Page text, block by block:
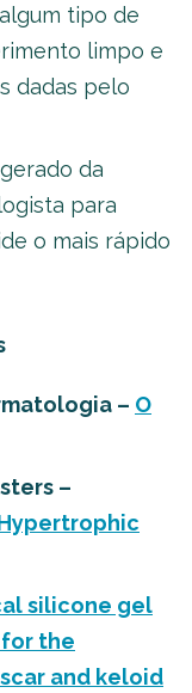
tipo de
limpo e
dadas pelo
da
para
o mais rápido
– O
–
silicone gel
the
and keloid